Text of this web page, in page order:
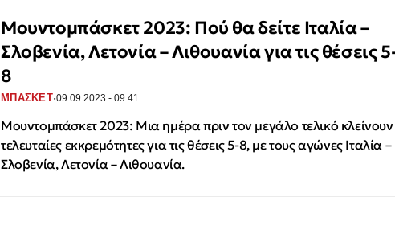
Μουντομπάσκετ 2023: Πού θα δείτε Ιταλία –
Σλοβενία, Λετονία – Λιθουανία για τις θέσεις
8
ΜΠΑΣΚΕΤ·09.09.2023 - 09:41
Μουντομπάσκετ 2023: Μια ημέρα πριν τον μεγάλο τελικό κλείνουν
τελευταίες εκκρεμότητες για τις θέσεις 5-8, με τους αγώνες Ιταλία –
Σλοβενία, Λετονία – Λιθουανία.